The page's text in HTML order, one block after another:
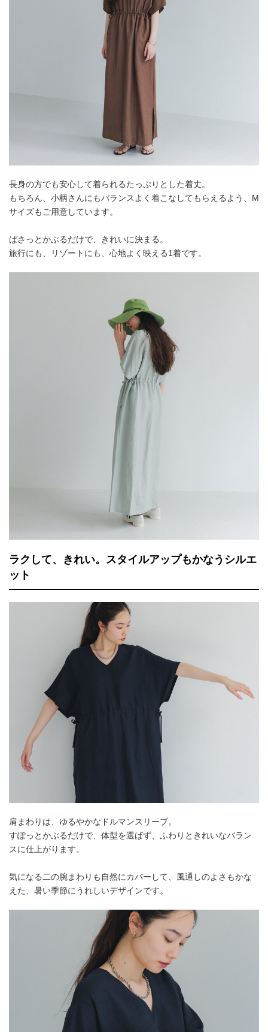
長身の方でも安心して着られるたっぷりとした着丈。
もちろん、小柄さんにもバランスよく着こなしてもらえるよう、M
サイズもご用意しています。
ばさっとかぶるだけで、きれいに決まる。
旅行にも、リゾートにも、心地よく映える1着です。
ラクして、きれい。スタイルアップもかなうシルエ
ット
肩まわりは、ゆるやかなドルマンスリーブ。
すぽっとかぶるだけで、体型を選ばず、ふわりときれいなバラン
スに仕上がります。
気になる二の腕まわりも自然にカバーして、風通しのよさもかな
えた、暑い季節にうれしいデザインです。